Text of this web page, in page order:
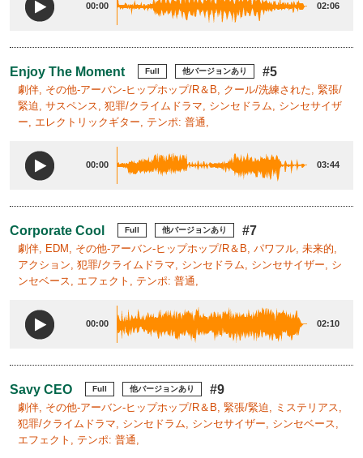
00:00 02:06
Enjoy The Moment Full 他バージョンあり #5
劇伴, その他-アーバン-ヒップホップ/R＆B, クール/洗練された, 緊張/
緊迫, サスペンス, 犯罪/クライムドラマ, シンセドラム, シンセサイザ
ー, エレクトリックギター, テンポ: 普通,
00:00 03:44
Corporate Cool Full 他バージョンあり #7
劇伴, EDM, その他-アーバン-ヒップホップ/R＆B, パワフル, 未来的,
アクション, 犯罪/クライムドラマ, シンセドラム, シンセサイザー, シ
ンセベース, エフェクト, テンポ: 普通,
00:00 02:10
Savy CEO Full 他バージョンあり #9
劇伴, その他-アーバン-ヒップホップ/R＆B, 緊張/緊迫, ミステリアス,
犯罪/クライムドラマ, シンセドラム, シンセサイザー, シンセベース,
エフェクト, テンポ: 普通,